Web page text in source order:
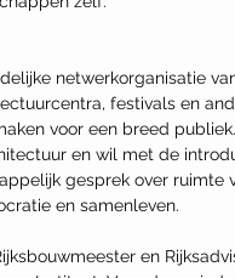
netwerkorganisatie
festivals en
voor een breed
en wil met de
gesprek over ruimte
en samenleven.
en